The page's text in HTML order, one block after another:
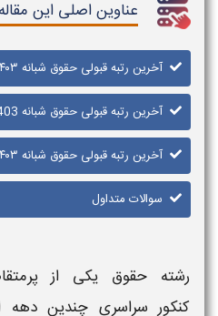
عناوین اصلی این مقاله
آخرین رتبه قبولی حقوق شبانه ۱۴۰۳ - ۱۴۰۴ در منطقه 1
آخرین رتبه قبولی حقوق​ شبانه 1403 - 1404 در منطقه 2
آخرین رتبه قبولی حقوق شبانه ۱۴۰۳ - ۱۴۰۴ در منطقه 3
سوالات متداول
رشته حقوق یکی از
کنکور سراسری چندین